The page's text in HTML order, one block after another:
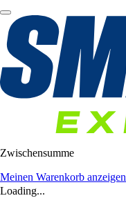
Zwischensumme
Meinen Warenkorb anzeigen
Loading...